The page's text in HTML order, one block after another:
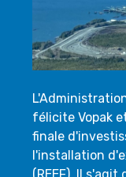
félicite Vopak
finale
l'installation